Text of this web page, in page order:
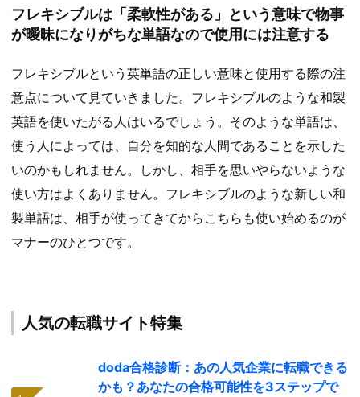
フレキシブルは「柔軟性がある」という意味で物事
が曖昧になりがちな単語なので使用には注意する
フレキシブルという英単語の正しい意味と使用する際の注
意点について見ていきました。フレキシブルのような和製
英語を使いたがる人はいるでしょう。そのような単語は、
使う人によっては、自分を知的な人間であることを示した
いのかもしれません。しかし、相手を思いやらないような
使い方はよくありません。フレキシブルのような新しい和
製単語は、相手が使ってきてからこちらも使い始めるのが
マナーのひとつです。
人気の転職サイト特集
doda合格診断：あの人気企業に転職できる
かも？あなたの合格可能性を3ステップで